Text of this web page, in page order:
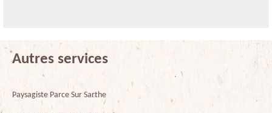
Autres services
Paysagiste Parce Sur Sarthe